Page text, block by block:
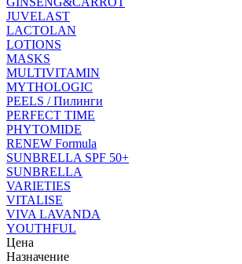
JUVELAST
LACTOLAN
LOTIONS
MASKS
MULTIVITAMIN
MYTHOLOGIC
PEELS / Пилинги
PERFECT TIME
PHYTOMIDE
RENEW Formula
SUNBRELLA SPF 50+
SUNBRELLA
VARIETIES
VITALISE
VIVA LAVANDA
YOUTHFUL
Цена
Назначение